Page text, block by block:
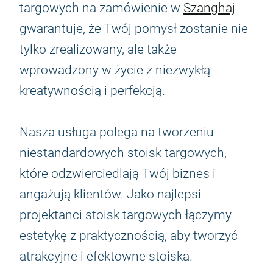
targowych na zamówienie w Szanghaj
gwarantuje, że Twój pomysł zostanie nie
tylko zrealizowany, ale także
wprowadzony w życie z niezwykłą
kreatywnością i perfekcją.
Nasza usługa polega na tworzeniu
niestandardowych stoisk targowych,
które odzwierciedlają Twój biznes i
angażują klientów. Jako najlepsi
projektanci stoisk targowych łączymy
estetykę z praktycznością, aby tworzyć
atrakcyjne i efektowne stoiska.